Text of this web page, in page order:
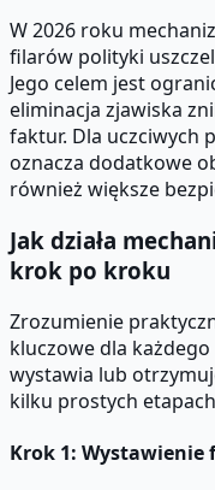
W 2026 roku
filarów polityki
Jego celem jest
eliminacja zjawiska
faktur. Dla uczciwych
oznacza dodatkowe
również większe
Jak działa
krok po kroku
Zrozumienie
kluczowe dla
wystawia lub
kilku prostych
Krok 1: